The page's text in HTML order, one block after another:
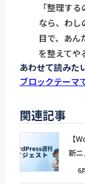
「整理す
なら、わし
目で、あん
を整えてや
あわせて読みた
ブロックテーマ
関連記事
【
新ニ
6